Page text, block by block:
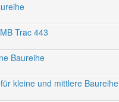
Trac 443
Baureihe
kleine und mittlere Baureihe